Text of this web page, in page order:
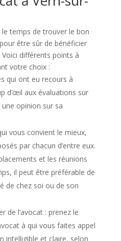
temps de trouver le bon
être sûr de bénéficier
Voici différents points à
votre choix :
qui ont eu recours à
d’œil aux évaluations sur
opinion sur sa
vous convient le mieux,
par chacun d’entre eux.
et les réunions
il peut être préférable de
de chez soi ou de son
de l’avocat : prenez le
à qui vous faites appel
intelligible et claire, selon